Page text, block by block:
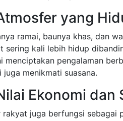
yang
ramai, baunya khas, dan
sering kali lebih hidup
menciptakan pengalaman
juga menikmati suasana.
Ekonomi dan
rakyat juga berfungsi sebagai